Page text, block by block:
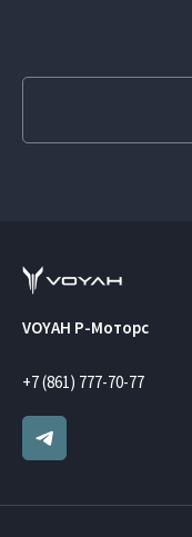
VOYAH Р-Моторс
+7 (861) 777-70-77